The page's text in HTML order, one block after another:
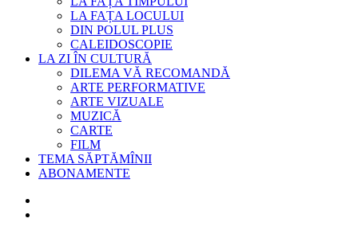
LA FAȚA LOCULUI
DIN POLUL PLUS
CALEIDOSCOPIE
LA ZI ÎN CULTURĂ
DILEMA VĂ RECOMANDĂ
ARTE PERFORMATIVE
ARTE VIZUALE
MUZICĂ
CARTE
FILM
TEMA SĂPTĂMÎNII
ABONAMENTE